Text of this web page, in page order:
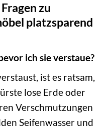
zu
platzsparend
ich sie verstaue?
ist es ratsam,
lose Erde oder
Verschmutzungen
Seifenwasser und